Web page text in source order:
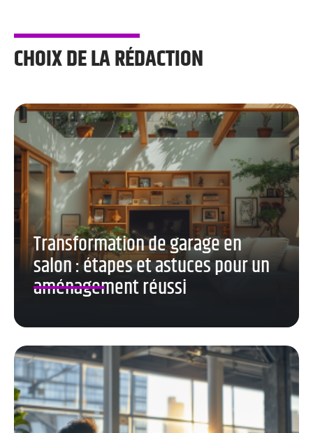
CHOIX DE LA RÉDACTION
Transformation de garage en
salon : étapes et astuces pour un
aménagement réussi